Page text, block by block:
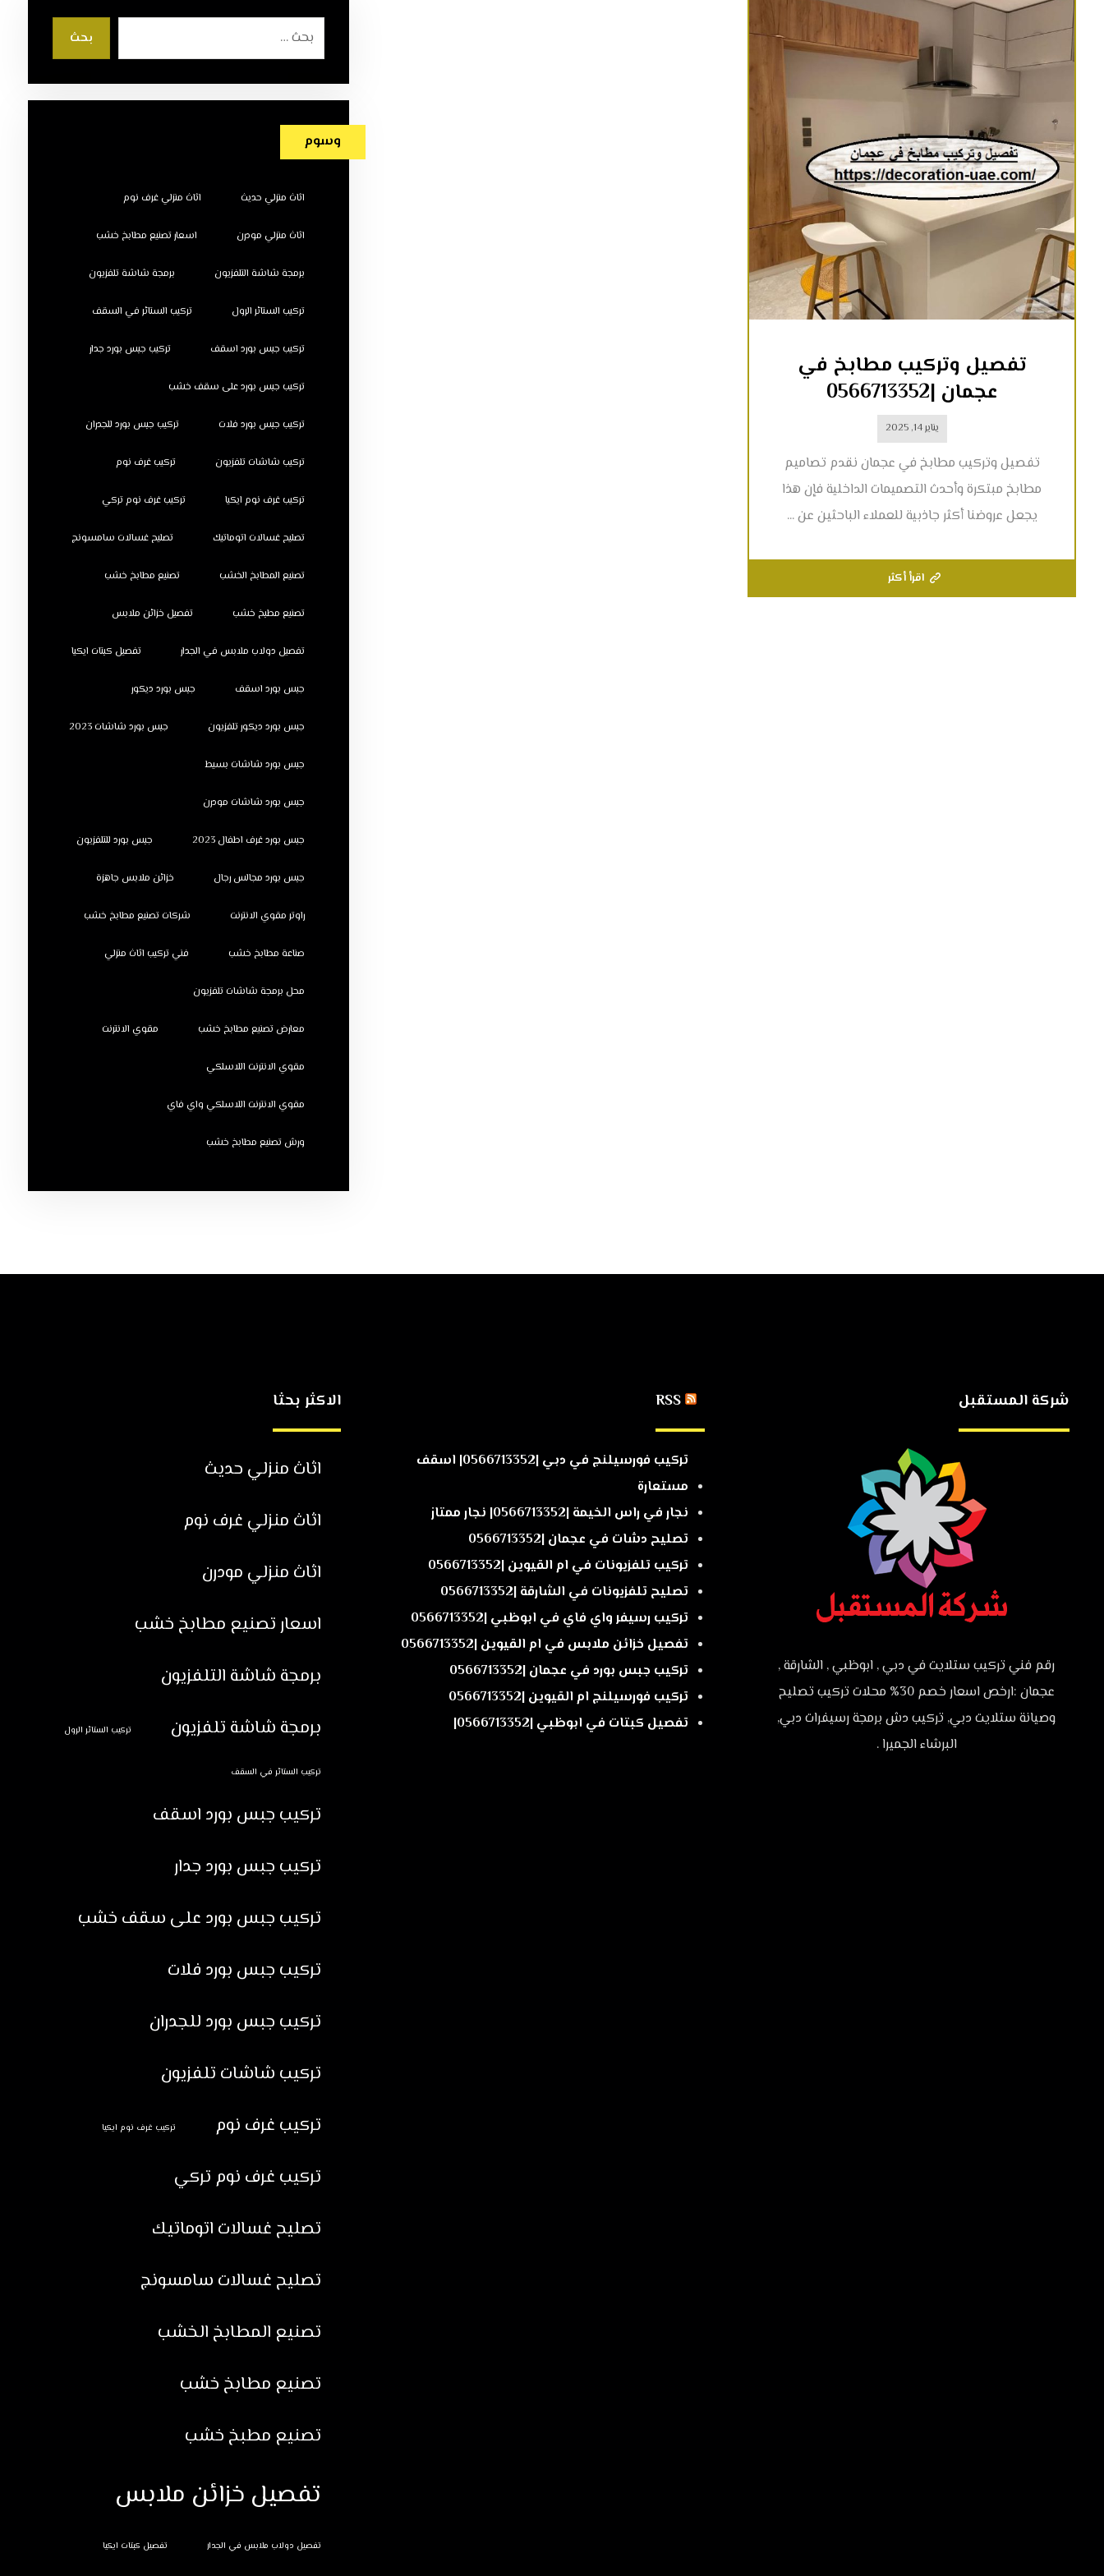
تفصيل وتركيب مطابخ في
عجمان |0566713352
يناير 14, 2025
تفصيل وتركيب مطابخ في عجمان نقدم تصاميم
مطابخ مبتكرة وأحدث التصميمات الداخلية فإن هذا
يجعل عروضنا أكثر جاذبية للعملاء الباحثين عن ...
اقرأ أكثر
بحث
وسوم
اثاث منزلي حديث اثاث منزلي غرف نوم
اثاث منزلي مودرن اسعار تصنيع مطابخ خشب
برمجة شاشة التلفزيون برمجة شاشة تلفزيون
تركيب الستائر الرول تركيب الستائر في السقف
تركيب جبس بورد اسقف تركيب جبس بورد جدار
تركيب جبس بورد على سقف خشب
تركيب جبس بورد فلات تركيب جبس بورد للجدران
تركيب شاشات تلفزيون تركيب غرف نوم
تركيب غرف نوم ايكيا تركيب غرف نوم تركي
تصليح غسالات اتوماتيك تصليح غسالات سامسونج
تصنيع المطابخ الخشب تصنيع مطابخ خشب
تصنيع مطبخ خشب تفصيل خزائن ملابس
تفصيل دولاب ملابس في الجدار تفصيل كبتات ايكيا
جبس بورد اسقف جبس بورد ديكور
جبس بورد ديكور تلفزيون جبس بورد شاشات 2023
جبس بورد شاشات بسيط
جبس بورد شاشات مودرن
جبس بورد غرف اطفال 2023 جبس بورد للتلفزيون
جبس بورد مجالس رجال خزائن ملابس جاهزة
راوتر مقوي الانترنت شركات تصنيع مطابخ خشب
صناعة مطابخ خشب فني تركيب اثاث منزلي
محل برمجة شاشات تلفزيون
معارض تصنيع مطابخ خشب مقوي الانترنت
مقوي الانترنت اللاسلكي
مقوي الانترنت اللاسلكي واي فاي
ورش تصنيع مطابخ خشب
شركة المستقبل
رقم فني تركيب ستلايت في دبي , ابوظبي , الشارقة ,
عجمان :ارخص اسعار خصم 30% محلات تركيب تصليح
وصيانة ستلايت دبي, تركيب دش برمجة رسيفرات دبي,
البرشاء الجميرا .
RSS
تركيب فورسيلنج في دبي |0566713352| اسقف
مستعارة
نجار في راس الخيمة |0566713352| نجار ممتاز
تصليح دشات في عجمان |0566713352
تركيب تلفزيونات في ام القيوين |0566713352
تصليح تلفزيونات في الشارقة |0566713352
تركيب رسيفر واي فاي في ابوظبي |0566713352
تفصيل خزائن ملابس في ام القيوين |0566713352
تركيب جبس بورد في عجمان |0566713352
تركيب فورسيلنج ام القيوين |0566713352
تفصيل كبتات في ابوظبي |0566713352|
الاكثر بحثا
اثاث منزلي حديث
اثاث منزلي غرف نوم
اثاث منزلي مودرن
اسعار تصنيع مطابخ خشب
برمجة شاشة التلفزيون
برمجة شاشة تلفزيون
تركيب الستائر الرول
تركيب الستائر في السقف
تركيب جبس بورد اسقف
تركيب جبس بورد جدار
تركيب جبس بورد على سقف خشب
تركيب جبس بورد فلات
تركيب جبس بورد للجدران
تركيب شاشات تلفزيون
تركيب غرف نوم
تركيب غرف نوم ايكيا
تركيب غرف نوم تركي
تصليح غسالات اتوماتيك
تصليح غسالات سامسونج
تصنيع المطابخ الخشب
تصنيع مطابخ خشب
تصنيع مطبخ خشب
تفصيل خزائن ملابس
تفصيل دولاب ملابس في الجدار تفصيل كبتات ايكيا